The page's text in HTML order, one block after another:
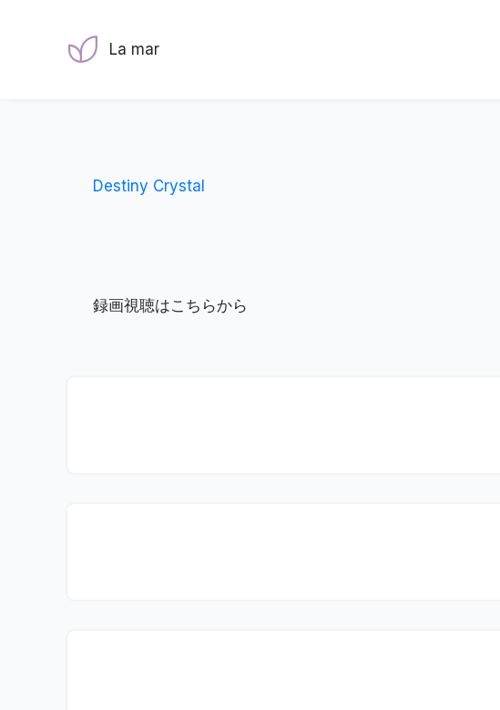
La mar
Destiny Crystal
録画視聴はこちらから